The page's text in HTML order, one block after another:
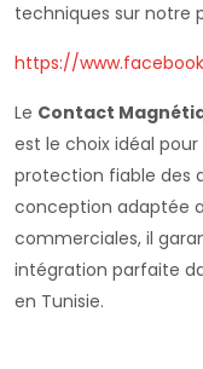
techniques sur notre
https://
Le Contact
est le choix idéal
protection fiable des
conception adaptée
commerciales, il
intégration parfaite
en Tunisie.